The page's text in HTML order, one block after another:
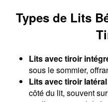
Types de Lits
Lits avec tiroir
sous le sommier,
Lits avec tiroir latéral
côté du lit, souvent